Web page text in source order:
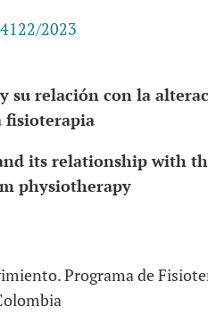
2023
su relación con la
fisioterapia
its relationship with
physiotherapy
Programa de